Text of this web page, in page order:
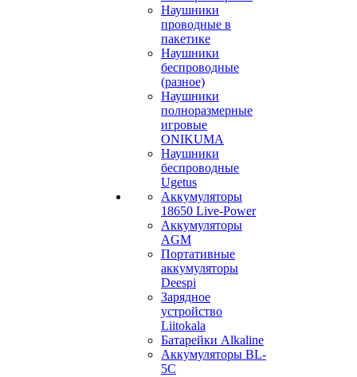
Наушники
проводные в
пакетике
Наушники
беспроводные
(разное)
Наушники
полноразмерные
игровые
ONIKUMA
Наушники
беспроводные
Ugetus
Аккумуляторы
18650 Live-Power
Аккумуляторы
АGM
Портативные
аккумуляторы
Deespi
Зарядное
устройство
Liitokala
Батарейки Alkaline
Аккумуляторы BL-
5C